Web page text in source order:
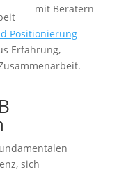
mit Beratern
Positionierung
Erfahrung,
sich